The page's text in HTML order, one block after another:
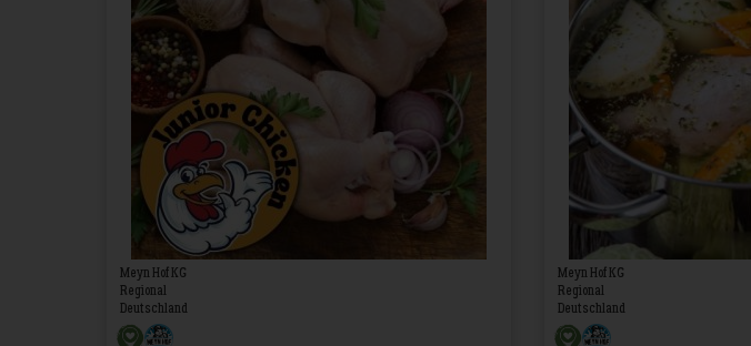
Meyn Hof KG
Regional
Deutschland
Meyn Hof KG
Regional
Deutschland